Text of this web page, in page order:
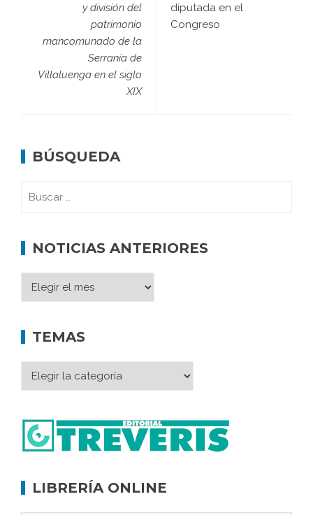
y división del
patrimonio
mancomunado de la
Serranía de
Villaluenga en el siglo
XIX
diputada en el
Congreso
BÚSQUEDA
NOTICIAS ANTERIORES
TEMAS
LIBRERÍA ONLINE